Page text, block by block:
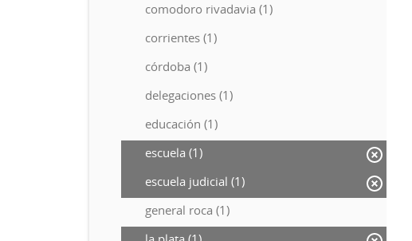
comodoro rivadavia (1)
corrientes (1)
córdoba (1)
delegaciones (1)
educación (1)
escuela (1)
escuela judicial (1)
general roca (1)